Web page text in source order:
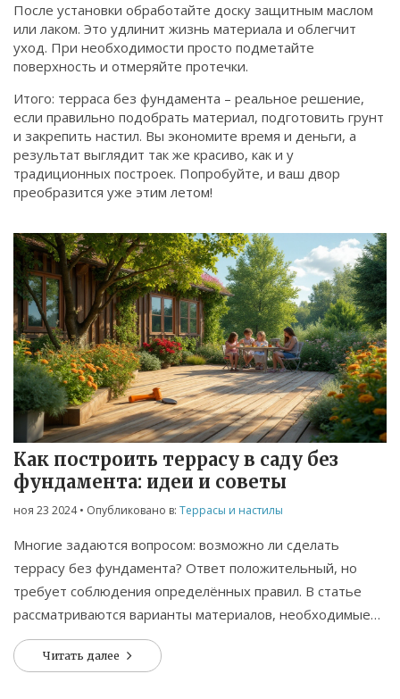
После установки обработайте доску защитным маслом
или лаком. Это удлинит жизнь материала и облегчит
уход. При необходимости просто подметайте
поверхность и отмеряйте протечки.
Итого: терраса без фундамента – реальное решение,
если правильно подобрать материал, подготовить грунт
и закрепить настил. Вы экономите время и деньги, а
результат выглядит так же красиво, как и у
традиционных построек. Попробуйте, и ваш двор
преобразится уже этим летом!
Как построить террасу в саду без
фундамента: идеи и советы
ноя 23 2024• Опубликовано в: Террасы и настилы
Многие задаются вопросом: возможно ли сделать
террасу без фундамента? Ответ положительный, но
требует соблюдения определённых правил. В статье
рассматриваются варианты материалов, необходимые
инструменты и практические советы для строительства
надёжной садовой террасы. Обсуждаются способы
Читать далее